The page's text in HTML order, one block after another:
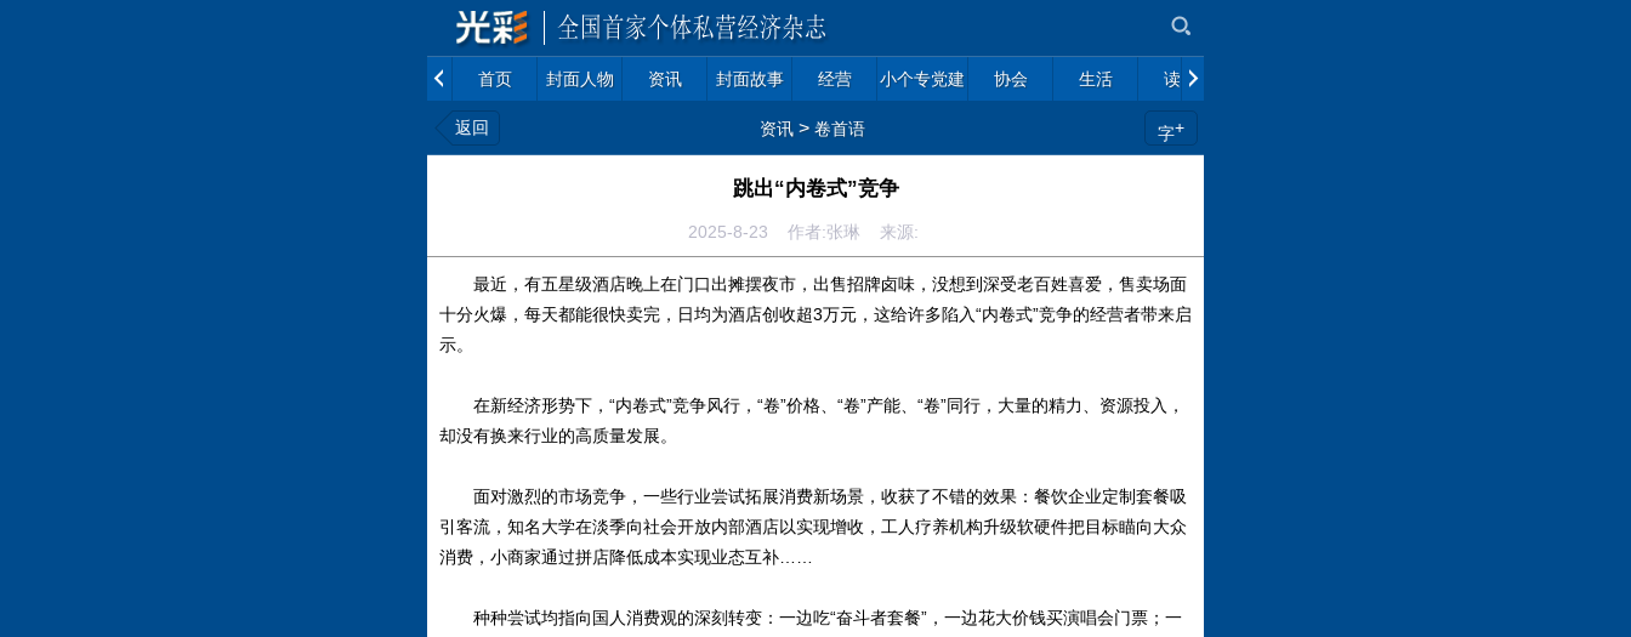
首页 封面人物 资讯 封面故事 经营 小个专党建 协会 生活 读书
返回 资讯 > 卷首语 字+
跳出“内卷式”竞争
2025-8-23 作者:张琳 来源:
最近，有五星级酒店晚上在门口出摊摆夜市，出售招牌卤味，没想到深受老百姓喜爱，售卖场面
十分火爆，每天都能很快卖完，日均为酒店创收超3万元，这给许多陷入“内卷式”竞争的经营者带来启
示。
在新经济形势下，“内卷式”竞争风行，“卷”价格、“卷”产能、“卷”同行，大量的精力、资源投入，
却没有换来行业的高质量发展。
面对激烈的市场竞争，一些行业尝试拓展消费新场景，收获了不错的效果：餐饮企业定制套餐吸
引客流，知名大学在淡季向社会开放内部酒店以实现增收，工人疗养机构升级软硬件把目标瞄向大众
消费，小商家通过拼店降低成本实现业态互补……
种种尝试均指向国人消费观的深刻转变：一边吃“奋斗者套餐”，一边花大价钱买演唱会门票；一